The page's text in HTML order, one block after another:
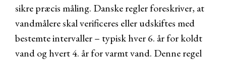
sikre præcis måling. Danske regler foreskriver, at
vandmålere skal verificeres eller udskiftes med
bestemte intervaller – typisk hver 6. år for koldt
vand og hvert 4. år for varmt vand. Denne regel